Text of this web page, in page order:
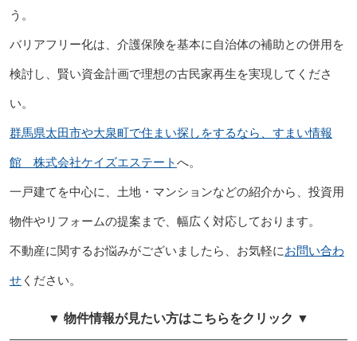
う。
バリアフリー化は、介護保険を基本に自治体の補助との併用を
検討し、賢い資金計画で理想の古民家再生を実現してくださ
い。
群馬県太田市や大泉町で住まい探しをするなら、すまい情報
館 株式会社ケイズエステートへ。
一戸建てを中心に、土地・マンションなどの紹介から、投資用
物件やリフォームの提案まで、幅広く対応しております。
不動産に関するお悩みがございましたら、お気軽にお問い合わ
せください。
▼ 物件情報が見たい方はこちらをクリック ▼